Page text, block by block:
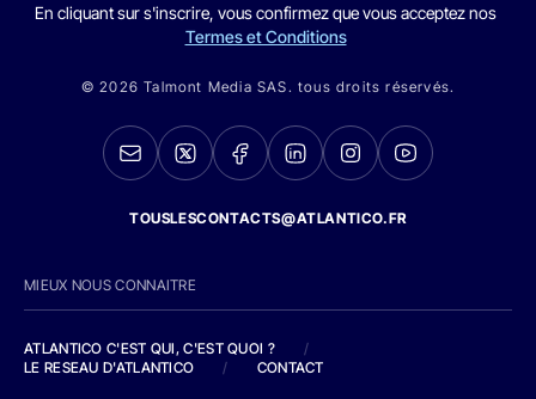
En cliquant sur s'inscrire, vous confirmez que vous acceptez nos
Termes et Conditions
© 2026 Talmont Media SAS. tous droits réservés.
TOUSLESCONTACTS@ATLANTICO.FR
MIEUX NOUS CONNAITRE
ATLANTICO C'EST QUI, C'EST QUOI ?
/
LE RESEAU D'ATLANTICO
/ CONTACT